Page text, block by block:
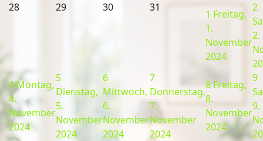
28
29 30 31
1 Freitag,
1.
November
2024
2
2.
4Montag,
4.
November
2024
5
Dienstag,
5.
November
2024
6
Mittwoch,
6.
November
2024
7
Donnerstag,
7.
November
2024
8Freitag,
8.
November
2024
9
9.